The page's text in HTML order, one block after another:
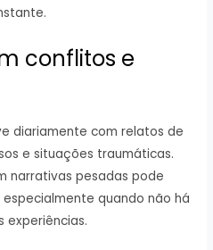
conflitos e
diariamente com relatos de
e situações traumáticas.
narrativas pesadas pode
quando não há
experiências.